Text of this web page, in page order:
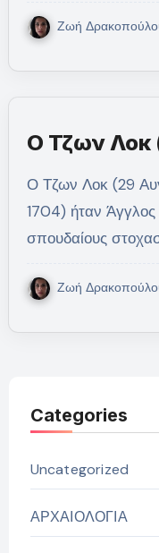
Ζωή
Ο Τζων Λοκ
Ο Τζων Λοκ (29 Αυγούστου 1632-28 Οκτωβρίου
1704) ήταν Άγγλος
σπουδαίους
Ζωή
Categories
Uncategorized
ΑΡΧΑΙΟΛΟΓΙΑ